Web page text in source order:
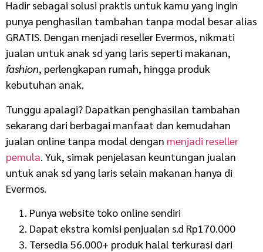
Hadir sebagai solusi praktis untuk kamu yang ingin
punya penghasilan tambahan tanpa modal besar alias
GRATIS. Dengan menjadi reseller Evermos, nikmati
jualan untuk anak sd yang laris seperti makanan,
fashion, perlengkapan rumah, hingga produk
kebutuhan anak.
Tunggu apalagi? Dapatkan penghasilan tambahan
sekarang dari berbagai manfaat dan kemudahan
jualan online tanpa modal dengan menjadi reseller
pemula. Yuk, simak penjelasan keuntungan jualan
untuk anak sd yang laris selain makanan hanya di
Evermos.
Punya website toko online sendiri
Dapat ekstra komisi penjualan s.d Rp170.000
Tersedia 56.000+ produk halal terkurasi dari